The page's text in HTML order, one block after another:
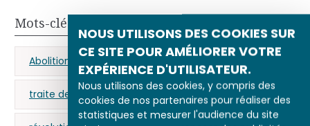
NOUS UTILISONS DES COOKIES SUR
CE SITE POUR AMÉLIORER VOTRE
EXPÉRIENCE D'UTILISATEUR.
Nous utilisons des cookies, y compris des
cookies de nos partenaires pour réaliser des
statistiques et mesurer l'audience du site
Mots-clés
Abolition de l’esclavage esclavage
traite des Noirs Haïti Saint-Domingue